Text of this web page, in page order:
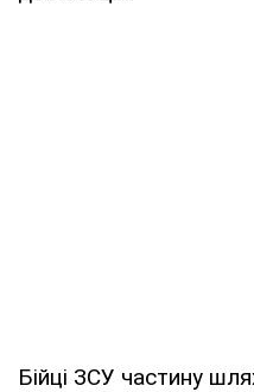
Бійці ЗСУ частину